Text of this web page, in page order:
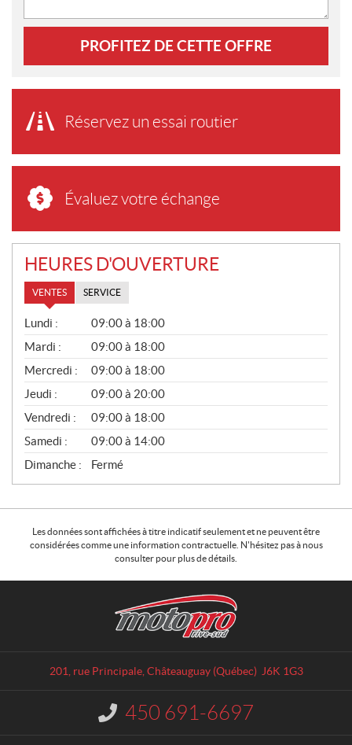
PROFITEZ DE CETTE OFFRE
Réservez un essai routier
Évaluez votre échange
HEURES D'OUVERTURE
VENTES SERVICE
V
E
N
T
E
S
Lundi :
09:00 à 18:00
Mardi :
09:00 à 18:00
Mercredi :
09:00 à 18:00
Jeudi :
09:00 à 20:00
Vendredi :
09:00 à 18:00
Samedi :
09:00 à 14:00
Dimanche :
Fermé
Les données sont affichées à titre indicatif seulement et ne peuvent être
considérées comme une information contractuelle. N'hésitez pas à nous
consulter pour plus de détails.
201, rue Principale, Châteauguay(Québec) J6K 1G3
450 691-6697